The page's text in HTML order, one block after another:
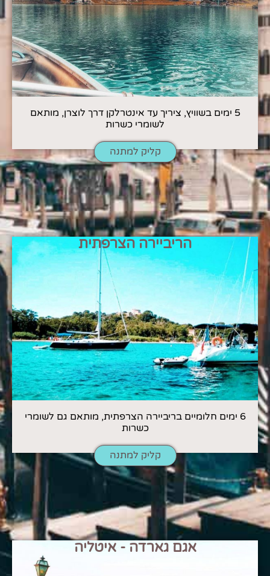
5 ימים בשוויץ, ציריך עד אינטרלקן דרך לוצרן, מותאם
לשומרי כשרות
קליק למתנה
הריביירה הצרפתית
6 ימים חלומיים בריביירה הצרפתית, מותאם גם לשומרי
כשרות
קליק למתנה
אגם גארדה - איטליה